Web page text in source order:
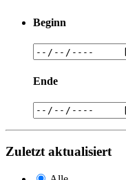
Beginn
Ende
Zuletzt aktualisiert